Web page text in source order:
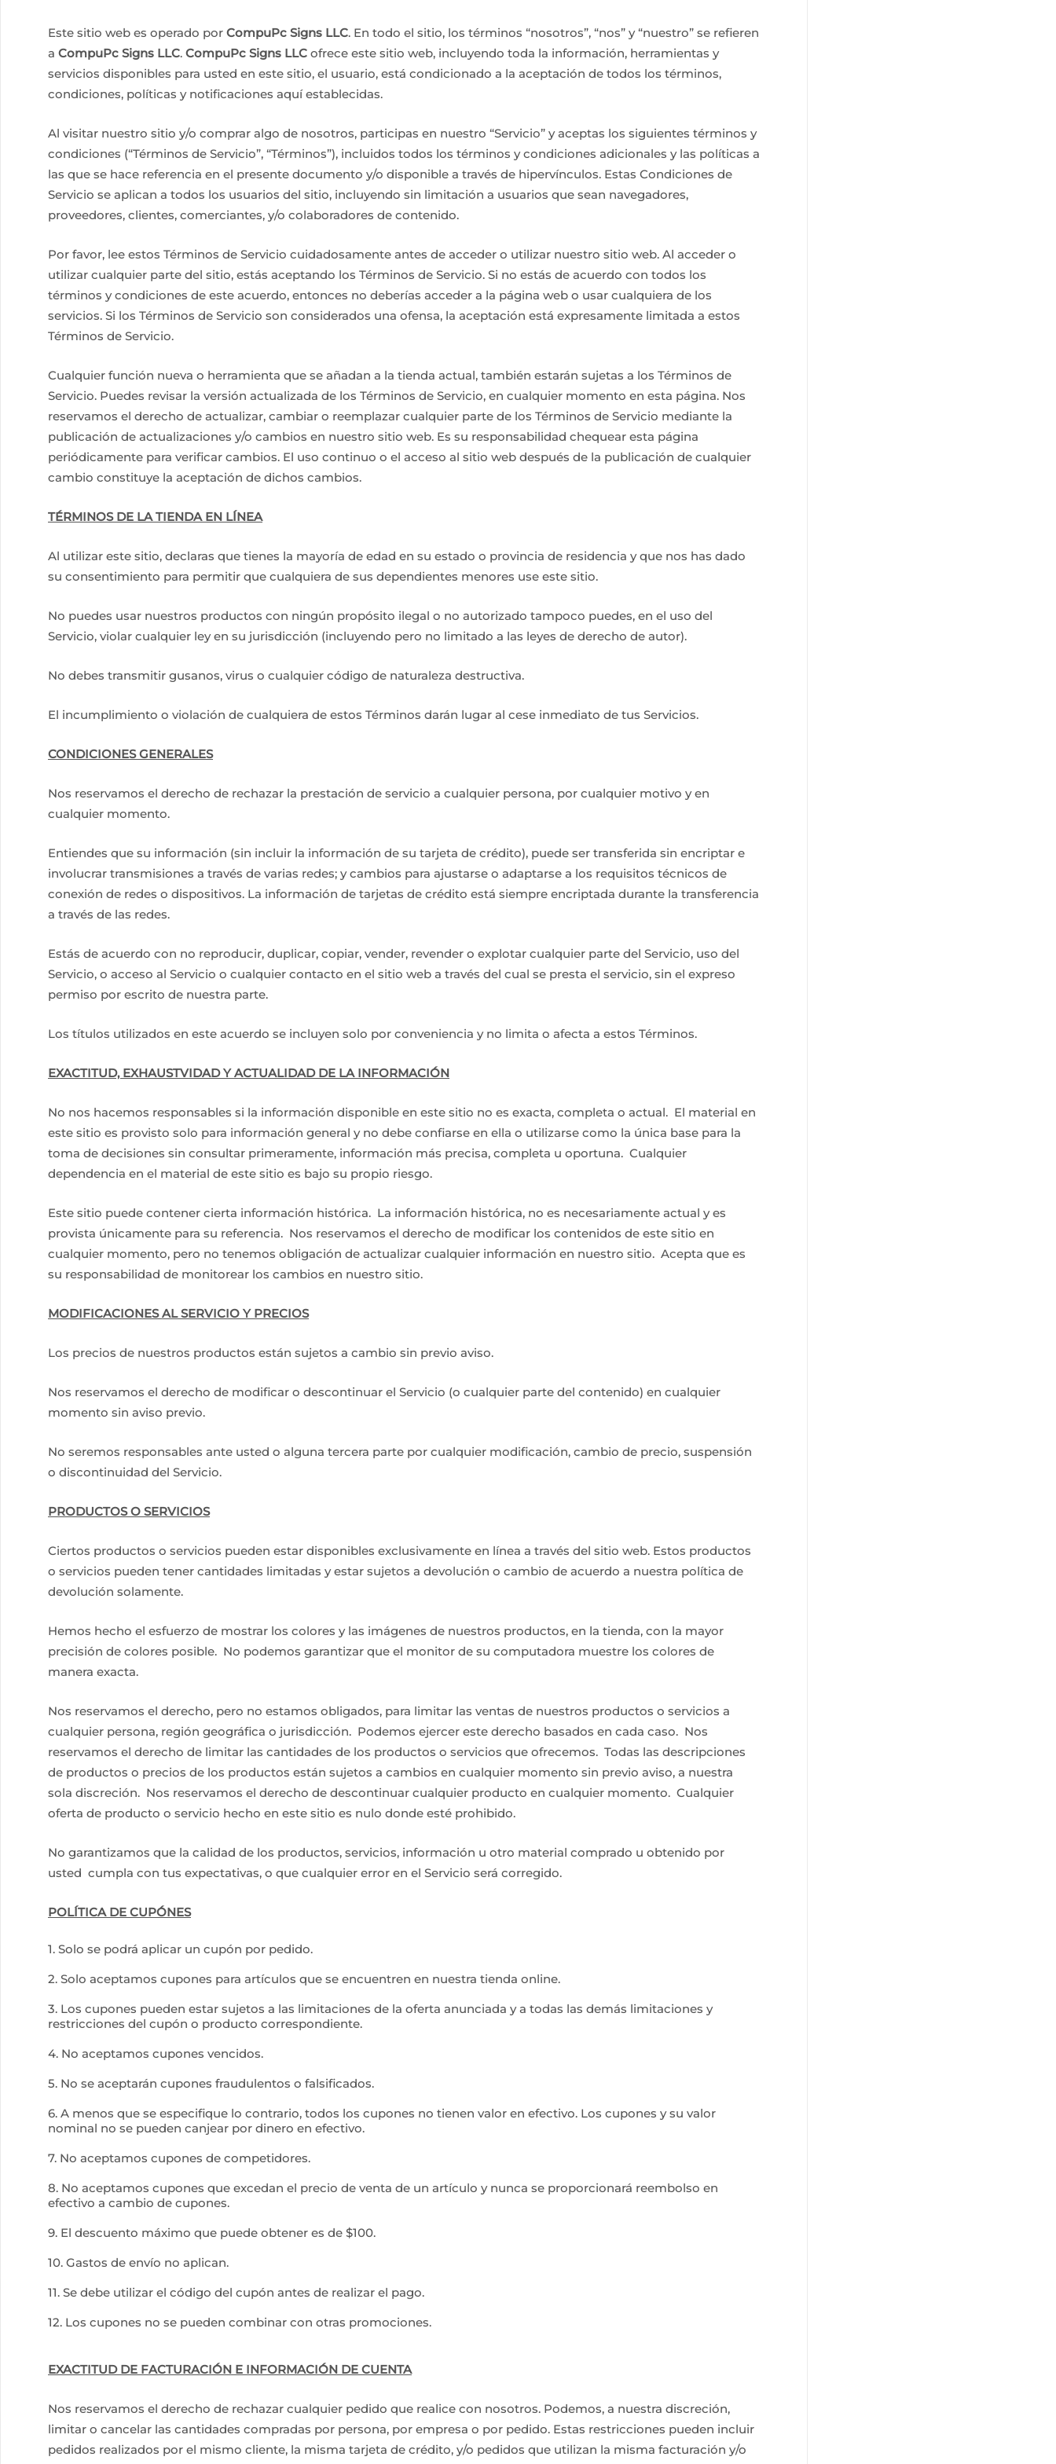
Este sitio web es operado por CompuPc Signs LLC. En todo el sitio, los términos “nosotros”, “nos” y “nuestro” se refieren
a CompuPc Signs LLC. CompuPc Signs LLC ofrece este sitio web, incluyendo toda la información, herramientas y
servicios disponibles para usted en este sitio, el usuario, está condicionado a la aceptación de todos los términos,
condiciones, políticas y notificaciones aquí establecidas.
Al visitar nuestro sitio y/o comprar algo de nosotros, participas en nuestro “Servicio” y aceptas los siguientes términos y
condiciones (“Términos de Servicio”, “Términos”), incluidos todos los términos y condiciones adicionales y las políticas a
las que se hace referencia en el presente documento y/o disponible a través de hipervínculos. Estas Condiciones de
Servicio se aplican a todos los usuarios del sitio, incluyendo sin limitación a usuarios que sean navegadores,
proveedores, clientes, comerciantes, y/o colaboradores de contenido.
Por favor, lee estos Términos de Servicio cuidadosamente antes de acceder o utilizar nuestro sitio web. Al acceder o
utilizar cualquier parte del sitio, estás aceptando los Términos de Servicio. Si no estás de acuerdo con todos los
términos y condiciones de este acuerdo, entonces no deberías acceder a la página web o usar cualquiera de los
servicios. Si los Términos de Servicio son considerados una ofensa, la aceptación está expresamente limitada a estos
Términos de Servicio.
Cualquier función nueva o herramienta que se añadan a la tienda actual, también estarán sujetas a los Términos de
Servicio. Puedes revisar la versión actualizada de los Términos de Servicio, en cualquier momento en esta página. Nos
reservamos el derecho de actualizar, cambiar o reemplazar cualquier parte de los Términos de Servicio mediante la
publicación de actualizaciones y/o cambios en nuestro sitio web. Es su responsabilidad chequear esta página
periódicamente para verificar cambios. El uso continuo o el acceso al sitio web después de la publicación de cualquier
cambio constituye la aceptación de dichos cambios.
TÉRMINOS DE LA TIENDA EN LÍNEA
Al utilizar este sitio, declaras que tienes la mayoría de edad en su estado o provincia de residencia y que nos has dado
su consentimiento para permitir que cualquiera de sus dependientes menores use este sitio.
No puedes usar nuestros productos con ningún propósito ilegal o no autorizado tampoco puedes, en el uso del
Servicio, violar cualquier ley en su jurisdicción (incluyendo pero no limitado a las leyes de derecho de autor).
No debes transmitir gusanos, virus o cualquier código de naturaleza destructiva.
El incumplimiento o violación de cualquiera de estos Términos darán lugar al cese inmediato de tus Servicios.
CONDICIONES GENERALES
Nos reservamos el derecho de rechazar la prestación de servicio a cualquier persona, por cualquier motivo y en
cualquier momento.
Entiendes que su información (sin incluir la información de su tarjeta de crédito), puede ser transferida sin encriptar e
involucrar transmisiones a través de varias redes; y cambios para ajustarse o adaptarse a los requisitos técnicos de
conexión de redes o dispositivos. La información de tarjetas de crédito está siempre encriptada durante la transferencia
a través de las redes.
Estás de acuerdo con no reproducir, duplicar, copiar, vender, revender o explotar cualquier parte del Servicio, uso del
Servicio, o acceso al Servicio o cualquier contacto en el sitio web a través del cual se presta el servicio, sin el expreso
permiso por escrito de nuestra parte.
Los títulos utilizados en este acuerdo se incluyen solo por conveniencia y no limita o afecta a estos Términos.
EXACTITUD, EXHAUSTVIDAD Y ACTUALIDAD DE LA INFORMACIÓN
No nos hacemos responsables si la información disponible en este sitio no es exacta, completa o actual. El material en
este sitio es provisto solo para información general y no debe confiarse en ella o utilizarse como la única base para la
toma de decisiones sin consultar primeramente, información más precisa, completa u oportuna. Cualquier
dependencia en el material de este sitio es bajo su propio riesgo.
Este sitio puede contener cierta información histórica. La información histórica, no es necesariamente actual y es
provista únicamente para su referencia. Nos reservamos el derecho de modificar los contenidos de este sitio en
cualquier momento, pero no tenemos obligación de actualizar cualquier información en nuestro sitio. Acepta que es
su responsabilidad de monitorear los cambios en nuestro sitio.
MODIFICACIONES AL SERVICIO Y PRECIOS
Los precios de nuestros productos están sujetos a cambio sin previo aviso.
Nos reservamos el derecho de modificar o descontinuar el Servicio (o cualquier parte del contenido) en cualquier
momento sin aviso previo.
No seremos responsables ante usted o alguna tercera parte por cualquier modificación, cambio de precio, suspensión
o discontinuidad del Servicio.
PRODUCTOS O SERVICIOS
Ciertos productos o servicios pueden estar disponibles exclusivamente en línea a través del sitio web. Estos productos
o servicios pueden tener cantidades limitadas y estar sujetos a devolución o cambio de acuerdo a nuestra política de
devolución solamente.
Hemos hecho el esfuerzo de mostrar los colores y las imágenes de nuestros productos, en la tienda, con la mayor
precisión de colores posible. No podemos garantizar que el monitor de su computadora muestre los colores de
manera exacta.
Nos reservamos el derecho, pero no estamos obligados, para limitar las ventas de nuestros productos o servicios a
cualquier persona, región geográfica o jurisdicción. Podemos ejercer este derecho basados en cada caso. Nos
reservamos el derecho de limitar las cantidades de los productos o servicios que ofrecemos. Todas las descripciones
de productos o precios de los productos están sujetos a cambios en cualquier momento sin previo aviso, a nuestra
sola discreción. Nos reservamos el derecho de descontinuar cualquier producto en cualquier momento. Cualquier
oferta de producto o servicio hecho en este sitio es nulo donde esté prohibido.
No garantizamos que la calidad de los productos, servicios, información u otro material comprado u obtenido por
usted cumpla con tus expectativas, o que cualquier error en el Servicio será corregido.
POLÍTICA DE CUPÓNES
1. Solo se podrá aplicar un cupón por pedido.
2. Solo aceptamos cupones para artículos que se encuentren en nuestra tienda online.
3. Los cupones pueden estar sujetos a las limitaciones de la oferta anunciada y a todas las demás limitaciones y
restricciones del cupón o producto correspondiente.
4. No aceptamos cupones vencidos.
5. No se aceptarán cupones fraudulentos o falsificados.
6. A menos que se especifique lo contrario, todos los cupones no tienen valor en efectivo. Los cupones y su valor
nominal no se pueden canjear por dinero en efectivo.
7. No aceptamos cupones de competidores.
8. No aceptamos cupones que excedan el precio de venta de un artículo y nunca se proporcionará reembolso en
efectivo a cambio de cupones.
9. El descuento máximo que puede obtener es de $100.
10. Gastos de envío no aplican.
11. Se debe utilizar el código del cupón antes de realizar el pago.
12. Los cupones no se pueden combinar con otras promociones.
EXACTITUD DE FACTURACIÓN E INFORMACIÓN DE CUENTA
Nos reservamos el derecho de rechazar cualquier pedido que realice con nosotros. Podemos, a nuestra discreción,
limitar o cancelar las cantidades compradas por persona, por empresa o por pedido. Estas restricciones pueden incluir
pedidos realizados por el mismo cliente, la misma tarjeta de crédito, y/o pedidos que utilizan la misma facturación y/o